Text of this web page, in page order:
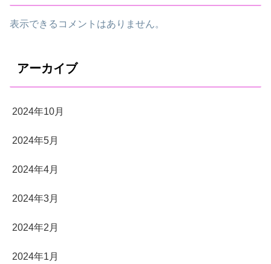
表示できるコメントはありません。
アーカイブ
2024年10月
2024年5月
2024年4月
2024年3月
2024年2月
2024年1月